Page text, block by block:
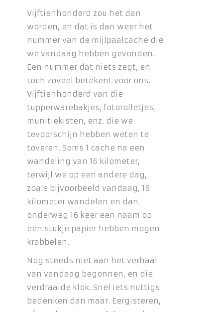
Vijftienhonderd zou het dan
worden, en dat is dan weer het
nummer van de mijlpaalcache die
we vandaag hebben gevonden.
Een nummer dat niets zegt, en
toch zoveel betekent voor ons.
Vijftienhonderd van die
tupperwarebakjes, fotorolletjes,
munitiekisten, enz. die we
tevoorschijn hebben weten te
toveren. Soms 1 cache na een
wandeling van 16 kilometer,
terwijl we op een andere dag,
zoals bijvoorbeeld vandaag, 16
kilometer wandelen en dan
onderweg 16 keer een naam op
een stukje papier hebben mogen
krabbelen.
Nog steeds niet aan het verhaal
van vandaag begonnen, en die
verdraaide klok. Snel iets nuttigs
bedenken dan maar. Eergisteren,